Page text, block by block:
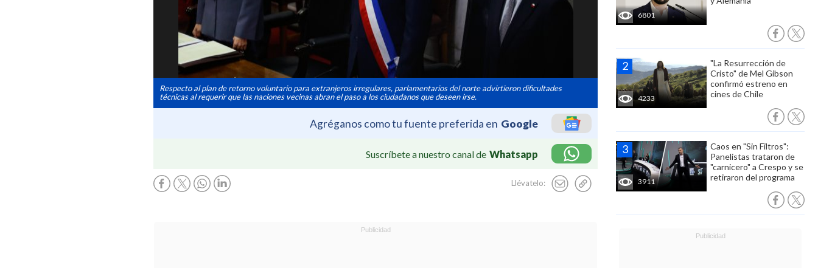
Respecto al plan de retorno voluntario para extranjeros irregulares, parlamentarios del norte advirtieron dificultades
técnicas al requerir que las naciones vecinas abran el paso a los ciudadanos que deseen irse.
Agréganos como tu fuente preferida en Google
Suscríbete a nuestro canal de Whatsapp
Llévatelo:
6801
4233
"La Resurrección de
Cristo" de Mel Gibson
confirmó estreno en
cines de Chile
3911
Caos en "Sin Filtros":
Panelistas trataron de
"carnicero" a Crespo y se
retiraron del programa